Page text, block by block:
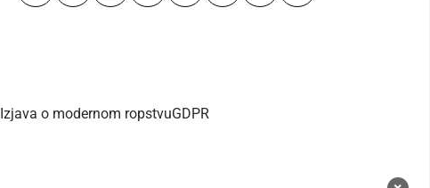
Izjava o modernom ropstvuGDPR